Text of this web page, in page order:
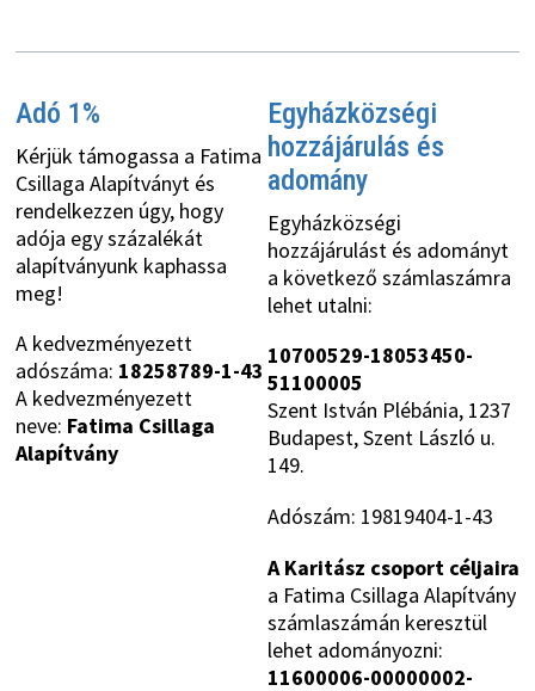
Adó 1%
Kérjük támogassa a Fatima
Csillaga Alapítványt és
rendelkezzen úgy, hogy
adója egy százalékát
alapítványunk kaphassa
meg!
A kedvezményezett
adószáma: 18258789-1-43
A kedvezményezett
neve: Fatima Csillaga
Alapítvány
Egyházközségi
hozzájárulás és
adomány
Egyházközségi
hozzájárulást és adományt
a következő számlaszámra
lehet utalni:
10700529-18053450-
51100005
Szent István Plébánia, 1237
Budapest, Szent László u.
149.
Adószám: 19819404-1-43
A Karitász csoport céljaira
a Fatima Csillaga Alapítvány
számlaszámán keresztül
lehet adományozni:
11600006-00000002-